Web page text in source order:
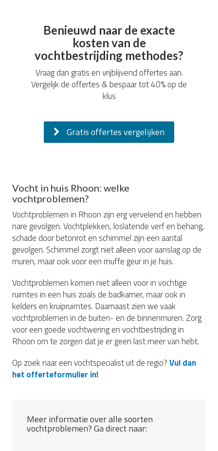
Benieuwd naar de exacte
kosten van de
vochtbestrijding methodes?
Vraag dan gratis en vrijblijvend offertes aan.
Vergelijk de offertes & bespaar tot 40% op de
klus
Gratis offertes vergelijken
Vocht in huis Rhoon: welke
vochtproblemen?
Vochtproblemen in Rhoon zijn erg vervelend en hebben
nare gevolgen. Vochtplekken, loslatende verf en behang,
schade door betonrot en schimmel zijn een aantal
gevolgen. Schimmel zorgt niet alleen voor aanslag op de
muren, maar ook voor een muffe geur in je huis.
Vochtproblemen komen niet alleen voor in vochtige
ruimtes in een huis zoals de badkamer, maar ook in
kelders en kruipruimtes. Daarnaast zien we vaak
vochtproblemen in de buiten- en de binnenmuren. Zorg
voor een goede vochtwering en vochtbestrijding in
Rhoon om te zorgen dat je er geen last meer van hebt.
Op zoek naar een vochtspecialist uit de regio?Vul dan
het offerteformulier in!
Meer informatie over alle soorten
vochtproblemen? Ga direct naar: